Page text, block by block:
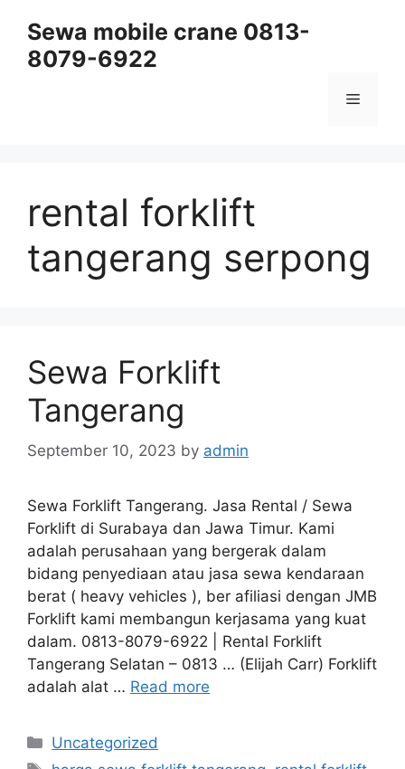
content
Sewa mobile crane 0813-
8079-6922
Menu
rental forklift
tangerang serpong
Sewa Forklift
Tangerang
September 10, 2023 by admin
Sewa Forklift Tangerang. Jasa Rental / Sewa
Forklift di Surabaya dan Jawa Timur. Kami
adalah perusahaan yang bergerak dalam
bidang penyediaan atau jasa sewa kendaraan
berat ( heavy vehicles ), ber afiliasi dengan JMB
Forklift kami membangun kerjasama yang kuat
dalam. 0813-8079-6922 | Rental Forklift
Tangerang Selatan – 0813 … (Elijah Carr) Forklift
adalah alat … Read more
Categories
Uncategorized